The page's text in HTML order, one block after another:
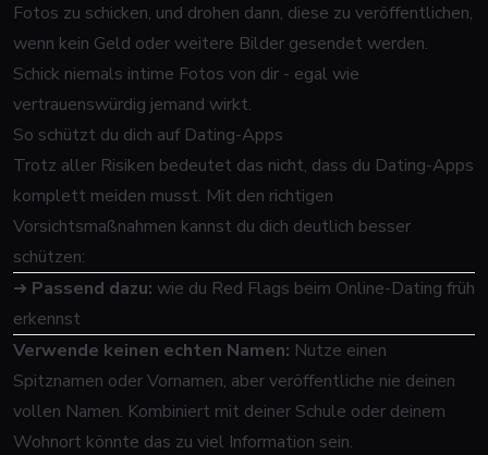
Fotos zu schicken, und drohen dann, diese zu veröffentlichen,
wenn kein Geld oder weitere Bilder gesendet werden.
Schick niemals intime Fotos von dir - egal wie
vertrauenswürdig jemand wirkt.
So schützt du dich auf Dating-Apps
Trotz aller Risiken bedeutet das nicht, dass du Dating-Apps
komplett meiden musst. Mit den richtigen
Vorsichtsmaßnahmen kannst du dich deutlich besser
schützen:
➜ Passend dazu: wie du Red Flags beim Online-Dating früh
erkennst
Verwende keinen echten Namen: Nutze einen
Spitznamen oder Vornamen, aber veröffentliche nie deinen
vollen Namen. Kombiniert mit deiner Schule oder deinem
Wohnort könnte das zu viel Information sein.